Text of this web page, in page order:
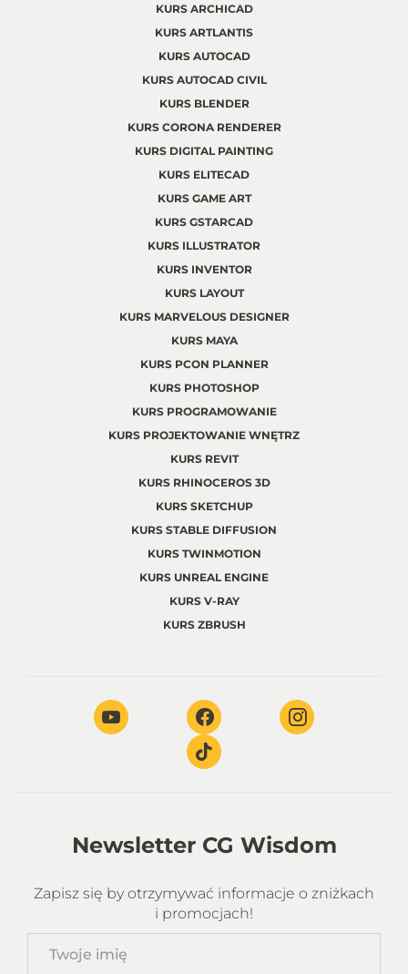
KURS ARCHICAD
KURS ARTLANTIS
KURS AUTOCAD
KURS AUTOCAD CIVIL
KURS BLENDER
KURS CORONA RENDERER
KURS DIGITAL PAINTING
KURS ELITECAD
KURS GAME ART
KURS GSTARCAD
KURS ILLUSTRATOR
KURS INVENTOR
KURS LAYOUT
KURS MARVELOUS DESIGNER
KURS MAYA
KURS PCON PLANNER
KURS PHOTOSHOP
KURS PROGRAMOWANIE
KURS PROJEKTOWANIE WNĘTRZ
KURS REVIT
KURS RHINOCEROS 3D
KURS SKETCHUP
KURS STABLE DIFFUSION
KURS TWINMOTION
KURS UNREAL ENGINE
KURS V-RAY
KURS ZBRUSH
Newsletter CG Wisdom
Zapisz się by otrzymywać informacje o zniżkach
i promocjach!
imię